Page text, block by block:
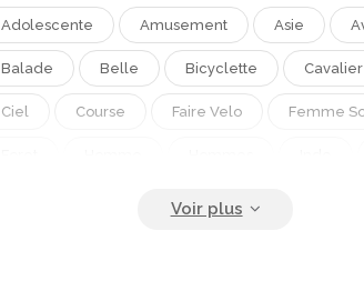
Adolescente Amusement Asie
Balade Belle Bicyclette Cavalier
Ciel Course Faire Velo Femme